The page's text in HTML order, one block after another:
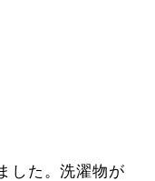
した。洗濯物が